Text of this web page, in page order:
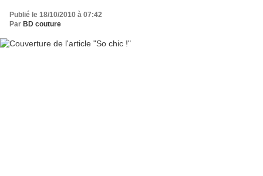
Publié le 18/10/2010 à 07:42
Par BD couture